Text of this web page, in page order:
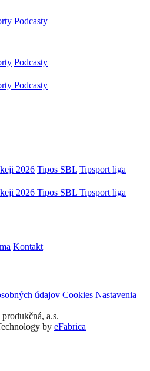
Podcasty
Podcasty
Podcasty
2026 Tipos SBL Tipsport liga
2026 Tipos SBL Tipsport liga
Kontakt
údajov Cookies Nastavenia
a.s.
by eFabrica